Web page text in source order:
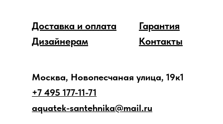
Дизайнерам
Доставка и оплата
Гарантия
Контакты
Москва, Новопесчаная улица, 19к1
+7 495 177-11-71
aquatek-santehnika@mail.ru